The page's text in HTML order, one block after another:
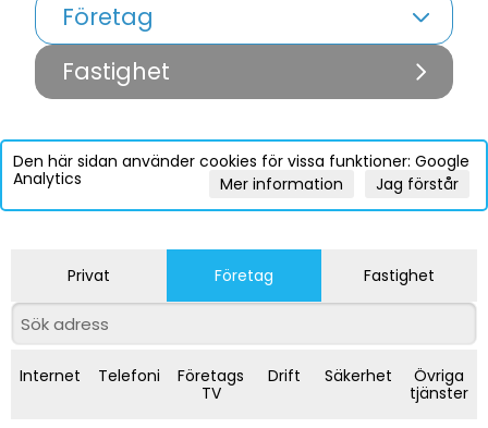
Företag
Fastighet
Den här sidan använder cookies för vissa funktioner: Google
Analytics
Jag förstår
Mer information
Privat Företag Fastighet
Internet Telefoni
Företags
TV
Drift Säkerhet
Övriga
tjänster